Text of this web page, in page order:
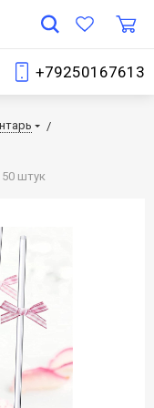
+79250167613
штук